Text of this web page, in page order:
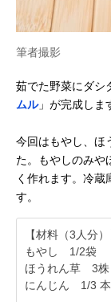
筆者撮影
茹でた野菜にダシ
ムル」が完成しま
今回はもやし、ほ
た。もやしのみや
く作れます。冷
す。
【材料（3人分）
もやし 1/2袋
ほうれん草 3株
にんじん 1/3 本